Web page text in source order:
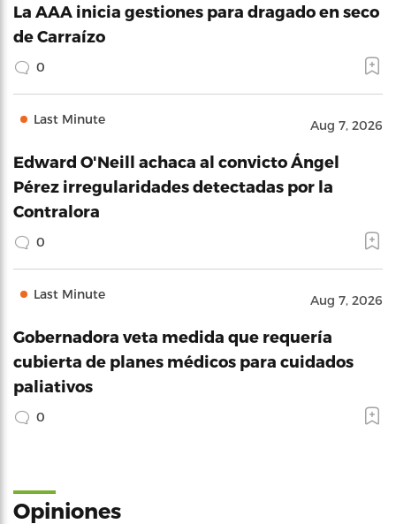
La AAA inicia gestiones para dragado en seco
de Carraízo
0
Last Minute Aug 7, 2026
Edward O'Neill achaca al convicto Ángel
Pérez irregularidades detectadas por la
Contralora
0
Last Minute Aug 7, 2026
Gobernadora veta medida que requería
cubierta de planes médicos para cuidados
paliativos
0
Opiniones